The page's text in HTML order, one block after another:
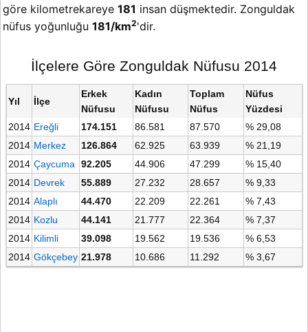
göre kilometrekareye 181 insan düşmektedir. Zonguldak
nüfus yoğunluğu 181/km2'dir.
İlçelere Göre Zonguldak Nüfusu 2014
Yıl İlçe
Erkek
Nüfusu
Kadın
Nüfusu
Toplam
Nüfus
Nüfus
Yüzdesi
2014 Ereğli 174.151 86.581 87.570
% 29,08
2014 Merkez 126.864 62.925 63.939
% 21,19
2014 Çaycuma 92.205 44.906 47.299
% 15,40
2014 Devrek 55.889 27.232 28.657
% 9,33
2014 Alaplı 44.470 22.209 22.261
% 7,43
2014 Kozlu 44.141 21.777 22.364
% 7,37
2014 Kilimli 39.098 19.562 19.536
% 6,53
2014 Gökçebey 21.978 10.686 11.292 % 3,67